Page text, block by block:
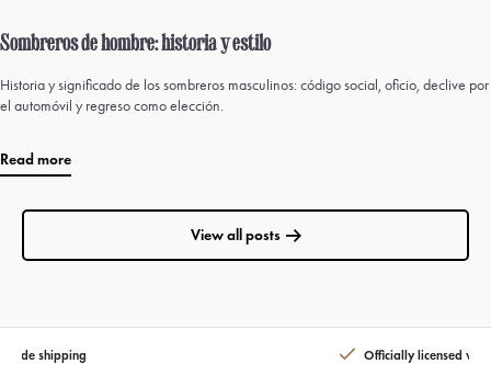
Sombreros de hombre: historia y estilo
Historia y significado de los sombreros masculinos: código social, oficio, declive por
el automóvil y regreso como elección.
Read more
View all posts
shipping Officially licensed with